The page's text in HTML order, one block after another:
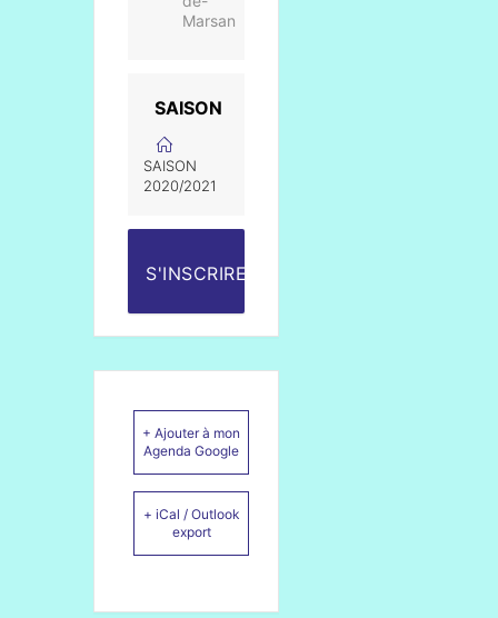
Marsan
SAISON
SAISON
2020/2021
S'INSCRIRE
+ Ajouter à mon
Agenda Google
+ iCal / Outlook
export